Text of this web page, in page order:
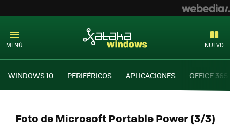
MENÚ NUEVO
WINDOWS 10 PERIFÉRICOS APLICACIONES OFFICE 365
Foto de Microsoft Portable Power (3/3)